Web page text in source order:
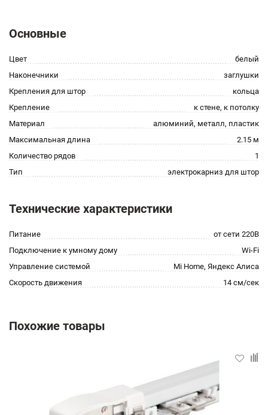
Основные
Цвет
белый
Наконечники
заглушки
Крепления для штор
кольца
Крепление
к стене, к потолку
Материал
алюминий, металл, пластик
Максимальная длина
2.15 м
Количество рядов
1
Тип
электрокарниз для штор
Технические характеристики
Питание
от сети 220В
Подключение к умному дому
Wi-Fi
Управление системой
Mi Home, Яндекс Алиса
Скорость движения
14 см/сек
Похожие товары